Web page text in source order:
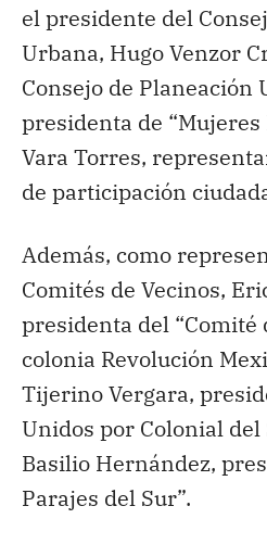
el presidente del
Urbana, Hugo Venzor
Consejo de Planeación
presidenta de
Vara Torres,
de participación
Además, como
Comités de Vecinos,
presidenta del “Comité
colonia Revolución
Tijerino Vergara,
Unidos por Colonial
Basilio Hernández,
Parajes del Sur”.